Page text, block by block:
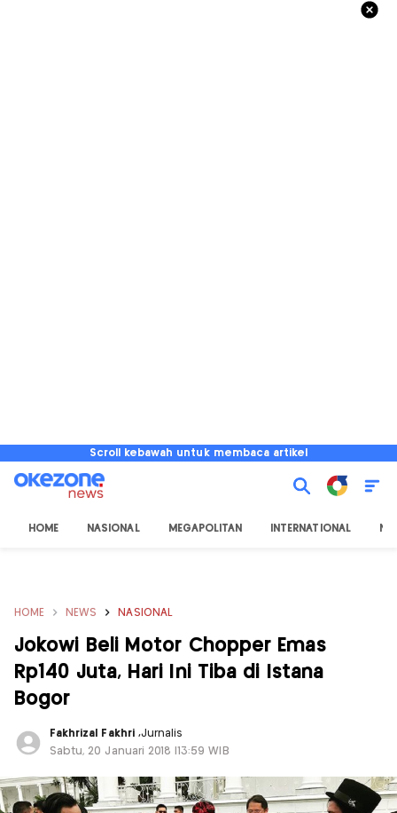
Scroll kebawah untuk membaca artikel
HOME NASIONAL MEGAPOLITAN INTERNATIONAL
HOME NEWS NASIONAL
Jokowi Beli Motor Chopper Emas
Rp140 Juta, Hari Ini Tiba di Istana
Bogor
Fakhrizal Fakhri ,Jurnalis
Sabtu, 20 Januari 2018 |13:59 WIB